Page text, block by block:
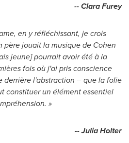
-- Clara Furey
en y réfléchissant, je crois
père jouait la musique de Cohen
jeune] pourrait avoir été à la
fois où j'ai pris conscience
derrière l'abstraction -- que la folie
constituer un élément essentiel
»
-- Julia Holter